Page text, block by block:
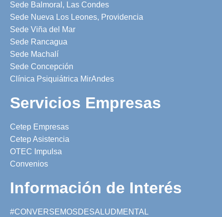
Sede Balmoral, Las Condes
Sede Nueva Los Leones, Providencia
Sede Viña del Mar
Sede Rancagua
Sede Machalí
Sede Concepción
Clínica Psiquiátrica MirAndes
Servicios Empresas
Cetep Empresas
Cetep Asistencia
OTEC Impulsa
Convenios
Información de Interés
#CONVERSEMOSDESALUDMENTAL